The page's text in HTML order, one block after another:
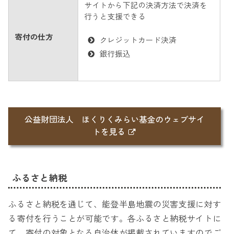
寄付の仕方
サイトから下記の決済方法で決済を
行うと支援できる
クレジットカード決済
銀行振込
公益財団法人 ほくりくみらい基金のウェブサイ
トを見る
ふるさと納税
ふるさと納税を通じて、能登半島地震の災害支援に対す
る寄付を行うことが可能です。各ふるさと納税サイトに